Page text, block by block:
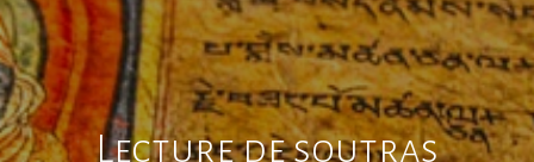
Lecture de soutras